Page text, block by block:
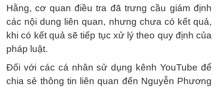
Hằng, cơ quan điều tra đã trưng cầu giám định
các nội dung liên quan, nhưng chưa có kết quả,
khi có kết quả sẽ tiếp tục xử lý theo quy định của
pháp luật.
Đối với các cá nhân sử dụng kênh YouTube để
chia sẻ thông tin liên quan đến Nguyễn Phương